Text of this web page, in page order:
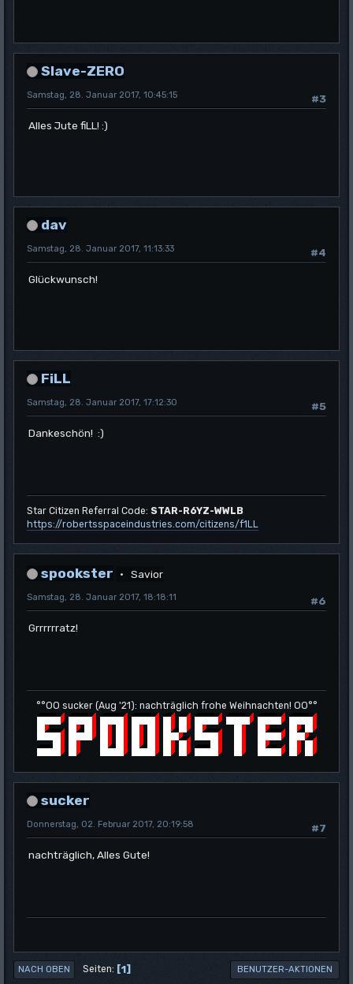
Slave-ZERO
#3
Samstag, 28. Januar 2017, 10:45:15
Alles Jute fiLL! :)
dav
#4
Samstag, 28. Januar 2017, 11:13:33
Glückwunsch!
FiLL
#5
Samstag, 28. Januar 2017, 17:12:30
Dankeschön! :)
Star Citizen Referral Code: STAR-R6YZ-WWLB
https://robertsspaceindustries.com/citizens/f1LL
spookster Savior
#6
Samstag, 28. Januar 2017, 18:18:11
Grrrrrratz!
°°OO sucker (Aug '21): nachträglich frohe Weihnachten! OO°°
sucker
#7
Donnerstag, 02. Februar 2017, 20:19:58
nachträglich, Alles Gute!
NACH OBEN Seiten 1 BENUTZER-AKTIONEN